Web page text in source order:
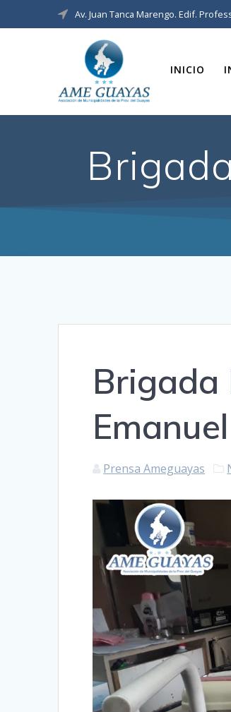
Av. Juan Tanca Marengo. Edif.
INICIO
Brigada
Prensa Ameguayas